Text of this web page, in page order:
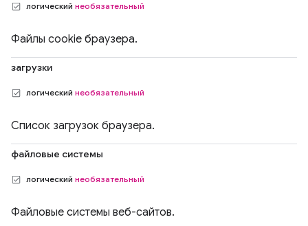
логический необязательный
Файлы cookie браузера.
загрузки
логический необязательный
Список загрузок браузера.
файловые системы
логический необязательный
Файловые системы веб-сайтов.